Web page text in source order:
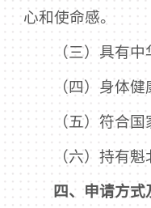
心和使命感。
（三）具有
（四）身体健
（五）符合
（六）持有
四、申请方式